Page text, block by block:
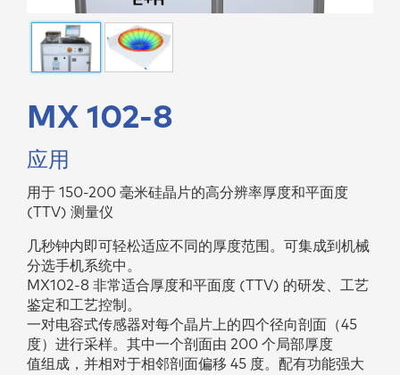
MX 102-8
应用
用于 150-200 毫米硅晶片的高分辨率厚度和平面度
(TTV) 测量仪
几秒钟内即可轻松适应不同的厚度范围。可集成到机械
分选⼿机系统中。
MX102-8 非常适合厚度和平面度 (TTV) 的研发、工艺
鉴定和工艺控制。
一对电容式传感器对每个晶片上的四个径向剖面（45
度）进行采样。其中一个剖面由 200 个局部厚度
值组成，并相对于相邻剖面偏移 45 度。配有功能强大